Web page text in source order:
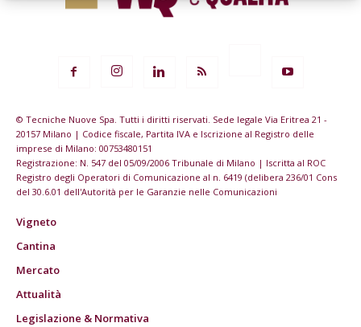
© Tecniche Nuove Spa. Tutti i diritti riservati. Sede legale Via Eritrea 21 -
20157 Milano | Codice fiscale, Partita IVA e Iscrizione al Registro delle
imprese di Milano: 00753480151
Registrazione: N. 547 del 05/09/2006 Tribunale di Milano | Iscritta al ROC
Registro degli Operatori di Comunicazione al n. 6419 (delibera 236/01 Cons
del 30.6.01 dell'Autorità per le Garanzie nelle Comunicazioni
Vigneto
Cantina
Mercato
Attualità
Legislazione & Normativa